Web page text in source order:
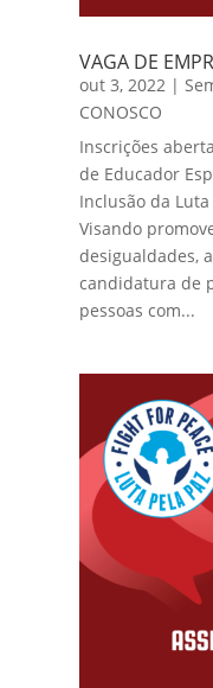
VAGA DE
out 3, 2022 |
CONOSCO
Inscrições
de Educador
Inclusão da
Visando
desigualdades,
candidatura de
pessoas com...